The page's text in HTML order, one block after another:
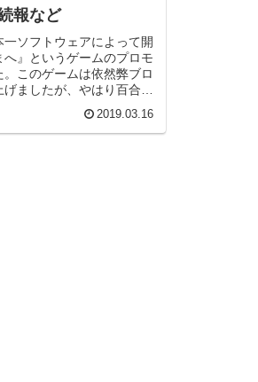
報など
ソフトウェアによって開
』というゲームのプロモ
このゲームは依然弊ブロ
ましたが、やはり百合ゲ
2019.03.16